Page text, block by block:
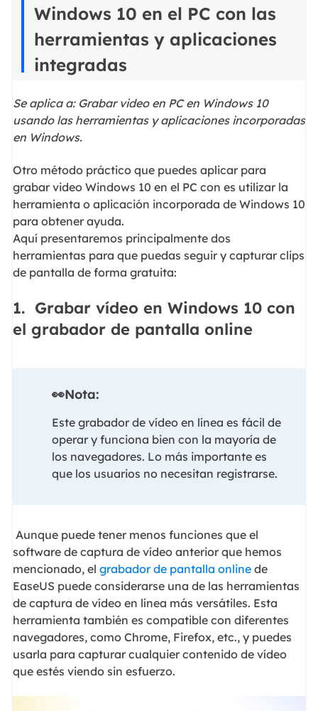
Windows 10 en el PC con las
herramientas y aplicaciones
integradas
Se aplica a: Grabar video en PC en Windows 10
usando las herramientas y aplicaciones incorporadas
en Windows.
Otro método práctico que puedes aplicar para
grabar video Windows 10 en el PC con es utilizar la
herramienta o aplicación incorporada de Windows 10
para obtener ayuda.
Aquí presentaremos principalmente dos
herramientas para que puedas seguir y capturar clips
de pantalla de forma gratuita:
1. Grabar vídeo en Windows 10 con
el grabador de pantalla online
👀Nota:
Este grabador de vídeo en línea es fácil de
operar y funciona bien con la mayoría de
los navegadores. Lo más importante es
que los usuarios no necesitan registrarse.
Aunque puede tener menos funciones que el
software de captura de vídeo anterior que hemos
mencionado, el grabador de pantalla onlinede
EaseUS puede considerarse una de las herramientas
de captura de vídeo en línea más versátiles. Esta
herramienta también es compatible con diferentes
navegadores, como Chrome, Firefox, etc., y puedes
usarla para capturar cualquier contenido de vídeo
que estés viendo sin esfuerzo.